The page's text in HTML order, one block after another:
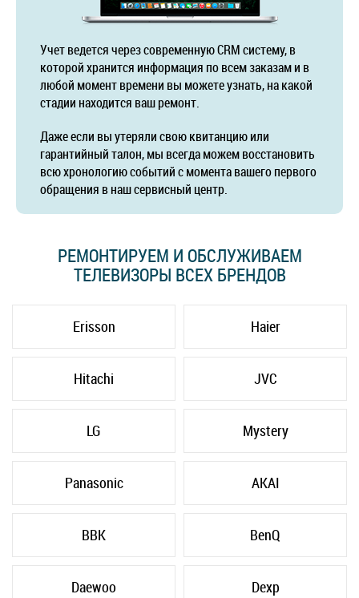
Учет ведется через современную CRM систему, в
которой хранится информация по всем заказам и в
любой момент времени вы можете узнать, на какой
стадии находится ваш ремонт.
Даже если вы утеряли свою квитанцию или
гарантийный талон, мы всегда можем восстановить
всю хронологию событий с момента вашего первого
обращения в наш сервисный центр.
РЕМОНТИРУЕМ И ОБСЛУЖИВАЕМ
ТЕЛЕВИЗОРЫ ВСЕХ БРЕНДОВ
Erisson Haier
Hitachi JVC
LG Mystery
Panasonic AKAI
BBK BenQ
Daewoo Dexp